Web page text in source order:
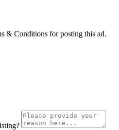
& Conditions for posting this ad.